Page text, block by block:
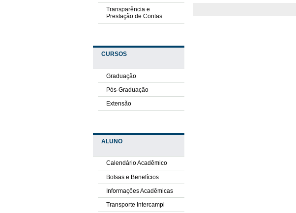
Transparência e
Prestação de Contas
CURSOS
Graduação
Pós-Graduação
Extensão
ALUNO
Calendário Acadêmico
Bolsas e Benefícios
Informações Acadêmicas
Transporte Intercampi